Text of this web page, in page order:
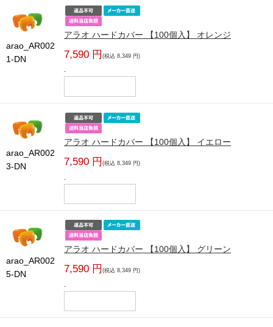
arao_AR002
1-DN
アラオ ハードカバー 【100個入】 オレンジ
7,590 円 (税込 8,349 円)
-
arao_AR002
3-DN
アラオ ハードカバー 【100個入】 イエロー
7,590 円 (税込 8,349 円)
-
arao_AR002
5-DN
アラオ ハードカバー 【100個入】 グリーン
7,590 円 (税込 8,349 円)
-